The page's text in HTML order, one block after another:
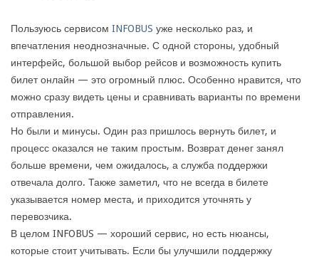
Пользуюсь сервисом INFOBUS уже несколько раз, и
впечатления неоднозначные. С одной стороны, удобный
интерфейс, большой выбор рейсов и возможность купить
билет онлайн — это огромный плюс. Особенно нравится, что
можно сразу видеть цены и сравнивать варианты по времени
отправления.
Но были и минусы. Один раз пришлось вернуть билет, и
процесс оказался не таким простым. Возврат денег занял
больше времени, чем ожидалось, а служба поддержки
отвечала долго. Также заметил, что не всегда в билете
указывается номер места, и приходится уточнять у
перевозчика.
В целом INFOBUS — хороший сервис, но есть нюансы,
которые стоит учитывать. Если бы улучшили поддержку